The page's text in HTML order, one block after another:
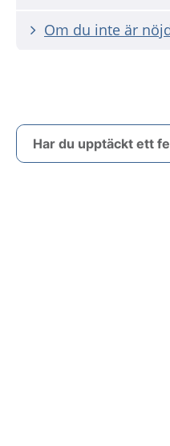
Om du inte är
Har du upptäckt ett